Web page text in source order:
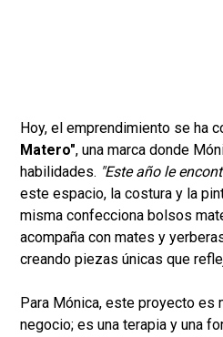
Hoy, el emprendimiento se ha
Matero", una marca donde
habilidades. "Este año le
este espacio, la costura y la
misma confecciona bolsos
acompaña con mates y
creando piezas únicas que
Para Mónica, este proyecto es
negocio; es una terapia y una